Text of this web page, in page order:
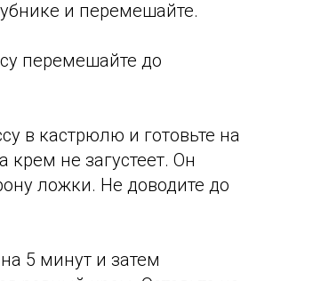
и перемешайте.
перемешайте до
в кастрюлю и готовьте на
не загустеет. Он
ложки. Не доводите до
5 минут и затем